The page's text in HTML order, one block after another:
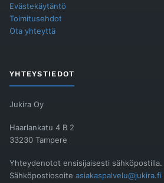
Evästekäytäntö
Toimitusehdot
Ota yhteyttä
YHTEYSTIEDOT
Jukira Oy
Haarlankatu 4 B 2
33230 Tampere
Yhteydenotot ensisijaisesti sähköpostilla.
Sähköpostiosoite asiakaspalvelu@jukira.fi